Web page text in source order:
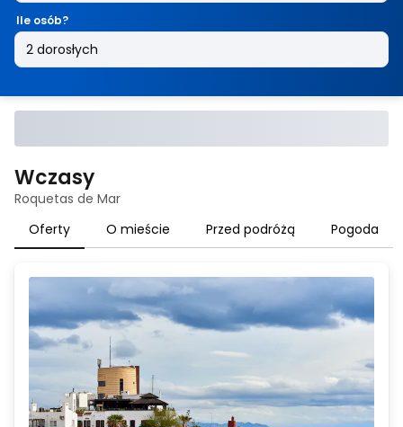
Ile osób?
Wczasy
Roquetas de Mar
Oferty
O mieście Przed podróżą Pogoda